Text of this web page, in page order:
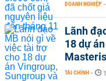
DOANH NGHIỆP -
Lãnh
18 dự
TÀI CHÍNH -